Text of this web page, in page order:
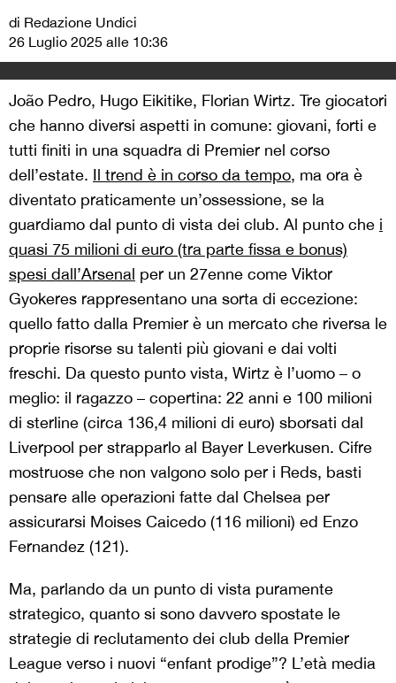
di Redazione Undici
26 Luglio 2025 alle 10:36
João Pedro, Hugo Eikitike, Florian Wirtz. Tre giocatori
che hanno diversi aspetti in comune: giovani, forti e
tutti finiti in una squadra di Premier nel corso
dell’estate. Il trend è in corso da tempo, ma ora è
diventato praticamente un’ossessione, se la
guardiamo dal punto di vista dei club. Al punto che i
quasi 75 milioni di euro (tra parte fissa e bonus)
spesi dall’Arsenal per un 27enne come Viktor
Gyokeres rappresentano una sorta di eccezione:
quello fatto dalla Premier è un mercato che riversa le
proprie risorse su talenti più giovani e dai volti
freschi. Da questo punto vista, Wirtz è l’uomo – o
meglio: il ragazzo – copertina: 22 anni e 100 milioni
di sterline (circa 136,4 milioni di euro) sborsati dal
Liverpool per strapparlo al Bayer Leverkusen. Cifre
mostruose che non valgono solo per i Reds, basti
pensare alle operazioni fatte dal Chelsea per
assicurarsi Moises Caicedo (116 milioni) ed Enzo
Fernandez (121).
Ma, parlando da un punto di vista puramente
strategico, quanto si sono davvero spostate le
strategie di reclutamento dei club della Premier
League verso i nuovi “enfant prodige”? L’età media